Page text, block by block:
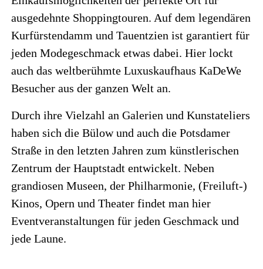
ausgedehnte Shoppingtouren. Auf dem legendären
Kurfürstendamm und Tauentzien ist garantiert für
jeden Modegeschmack etwas dabei. Hier lockt
auch das weltberühmte Luxuskaufhaus KaDeWe
Besucher aus der ganzen Welt an.
Durch ihre Vielzahl an Galerien und Kunstateliers
haben sich die Bülow und auch die Potsdamer
Straße in den letzten Jahren zum künstlerischen
Zentrum der Hauptstadt entwickelt. Neben
grandiosen Museen, der Philharmonie, (Freiluft-)
Kinos, Opern und Theater findet man hier
Eventveranstaltungen für jeden Geschmack und
jede Laune.